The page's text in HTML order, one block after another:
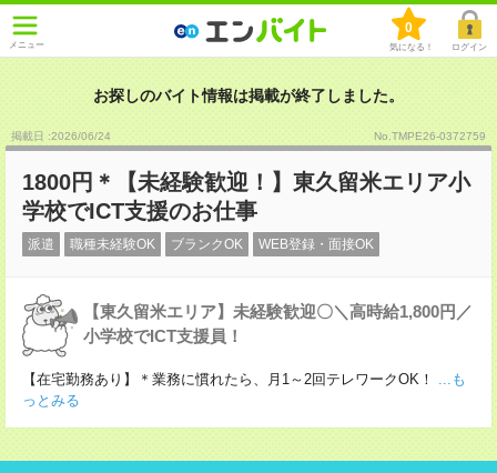
メニュー
0
気になる！ ログイン
お探しのバイト情報は掲載が終了しました。
掲載日 :2026/06/24 No.TMPE26-0372759
1800円＊【未経験歓迎！】東久留米エリア小
学校でICT支援のお仕事
派遣 職種未経験OK ブランクOK WEB登録・面接OK
【東久留米エリア】未経験歓迎〇＼高時給1,800円／
小学校でICT支援員！
【在宅勤務あり】＊業務に慣れたら、月1～2回テレワークOK！
...も
っとみる